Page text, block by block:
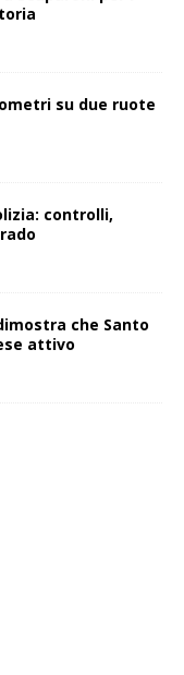
su due ruote
controlli,
che Santo
attivo